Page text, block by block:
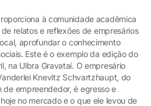
à comunidade acadêmica
relatos e reflexões de empresários
aprofundar o conhecimento
Este é o exemplo da edição do
na Ulbra Gravataí. O empresário
Knevitz Schvartzhaupt, do
de empreendedor, é egresso e
no mercado e o que ele levou de